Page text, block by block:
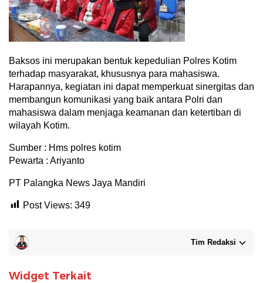
Baksos ini merupakan bentuk kepedulian Polres Kotim
terhadap masyarakat, khususnya para mahasiswa.
Harapannya, kegiatan ini dapat memperkuat sinergitas dan
membangun komunikasi yang baik antara Polri dan
mahasiswa dalam menjaga keamanan dan ketertiban di
wilayah Kotim.
Sumber : Hms polres kotim
Pewarta : Ariyanto
PT Palangka News Jaya Mandiri
Post Views: 349
Tim Redaksi
Widget Terkait